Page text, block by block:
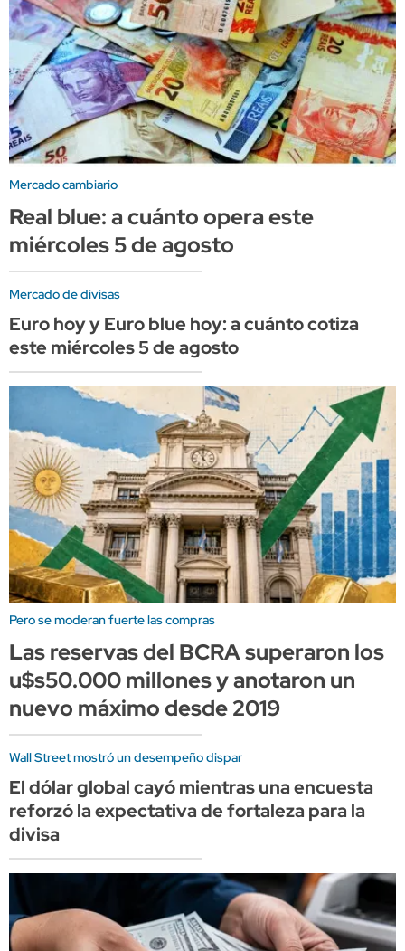
Mercado cambiario
Real blue: a cuánto opera este
miércoles 5 de agosto
Mercado de divisas
Euro hoy y Euro blue hoy: a cuánto cotiza
este miércoles 5 de agosto
Pero se moderan fuerte las compras
Las reservas del BCRA superaron los
u$s50.000 millones y anotaron un
nuevo máximo desde 2019
Wall Street mostró un desempeño dispar
El dólar global cayó mientras una encuesta
reforzó la expectativa de fortaleza para la
divisa